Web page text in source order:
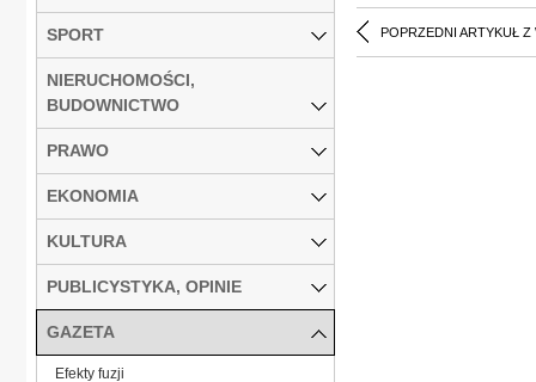
POPRZEDNI ARTYKUŁ Z
SPORT
NIERUCHOMOŚCI,
BUDOWNICTWO
PRAWO
EKONOMIA
KULTURA
PUBLICYSTYKA, OPINIE
GAZETA
Efekty fuzji